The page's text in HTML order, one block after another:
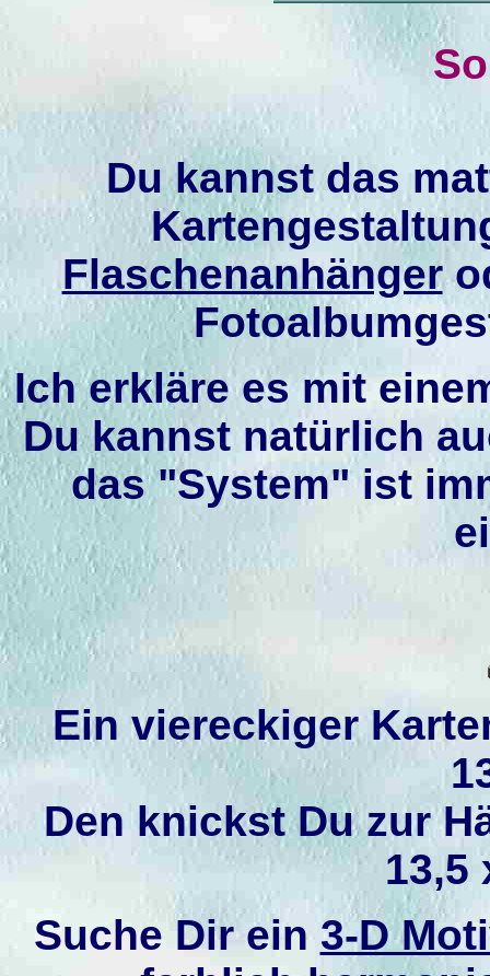
Du kannst das
Flaschenanhänger
Ich erkläre es mit
Du kannst natürlich
das "System" ist
Ein viereckiger
Den knickst Du zur
13,5
Suche Dir ein 3-D